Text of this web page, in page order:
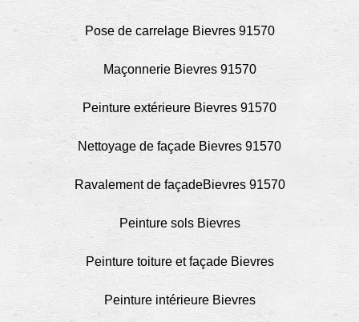
Pose de carrelage Bievres 91570
Maçonnerie Bievres 91570
Peinture extérieure Bievres 91570
Nettoyage de façade Bievres 91570
Ravalement de façadeBievres 91570
Peinture sols Bievres
Peinture toiture et façade Bievres
Peinture intérieure Bievres